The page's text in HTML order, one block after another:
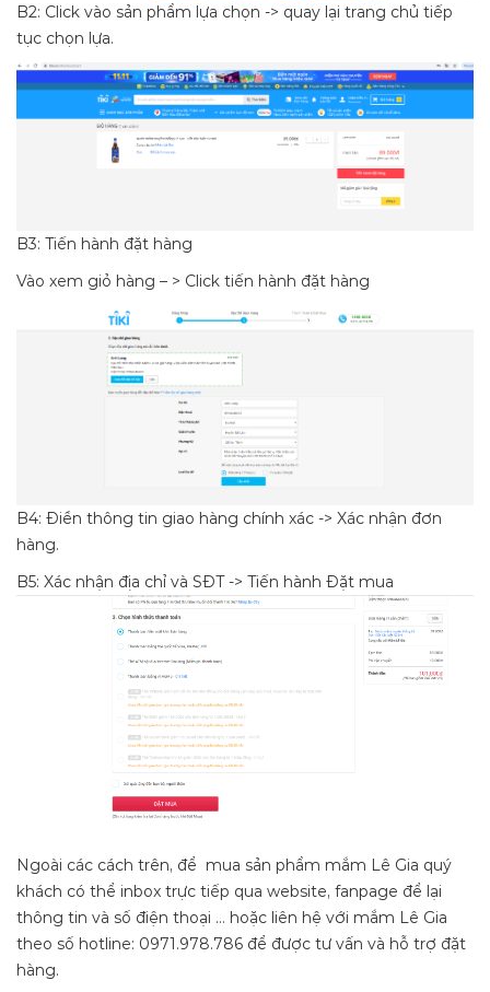
B2: Click vào sản phẩm lựa chọn -> quay lại trang chủ tiếp
tục chọn lựa.
B3: Tiến hành đặt hàng
Vào xem giỏ hàng – > Click tiến hành đặt hàng
B4: Điền thông tin giao hàng chính xác -> Xác nhận đơn
hàng.
B5: Xác nhận địa chỉ và SĐT -> Tiến hành Đặt mua
Ngoài các cách trên, để mua sản phẩm mắm Lê Gia quý
khách có thể inbox trực tiếp qua website, fanpage để lại
thông tin và số điện thoại … hoặc liên hệ với mắm Lê Gia
theo số hotline: 0971.978.786 để được tư vấn và hỗ trợ đặt
hàng.